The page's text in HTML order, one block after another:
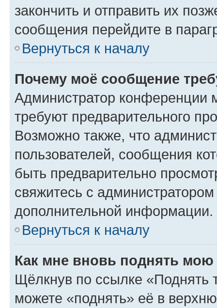
закончить и отправить их
сообщения перейдите в
Вернуться к началу
Почему моё сообщение
Администратор конференции
требуют предварительного
Возможно также, что
пользователей, сообщения
быть предварительно
свяжитесь с
дополнительной информации.
Вернуться к началу
Как мне вновь поднять мою
Щёлкнув по ссылке «Поднять
можете «поднять» её в